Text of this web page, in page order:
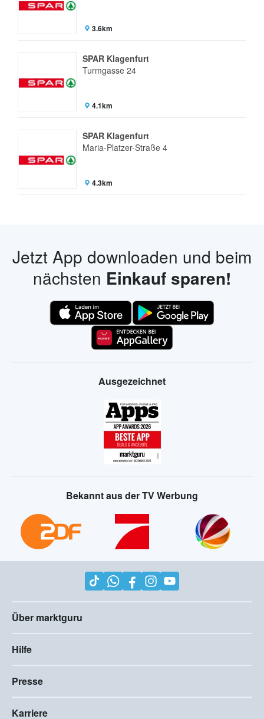
3.6km
SPAR Klagenfurt
Turmgasse 24
4.1km
SPAR Klagenfurt
Maria-Platzer-Straße 4
4.3km
Jetzt App downloaden und beim
nächsten Einkauf sparen!
Ausgezeichnet
Bekannt aus der TV Werbung
Über marktguru
Hilfe
Presse
Karriere